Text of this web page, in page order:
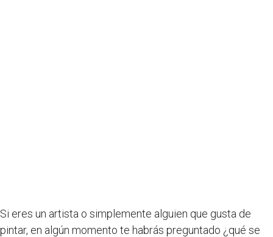
Si eres un artista o simplemente alguien que gusta de
pintar, en algún momento te habrás preguntado ¿qué se